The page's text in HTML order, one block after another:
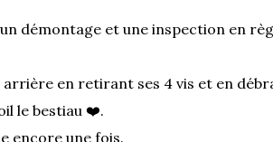
démontage et une inspection en
en retirant ses 4 vis et en
le bestiau ❤️.
encore une fois.